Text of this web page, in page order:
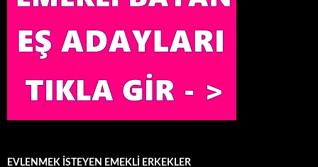
EVLENMEK İSTEYEN EMEKLİ ERKEKLER